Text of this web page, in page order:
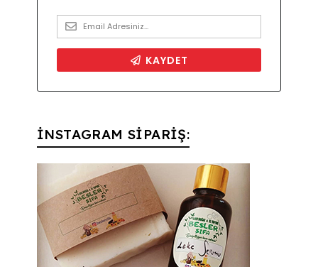
İNSTAGRAM SİPARİŞ: